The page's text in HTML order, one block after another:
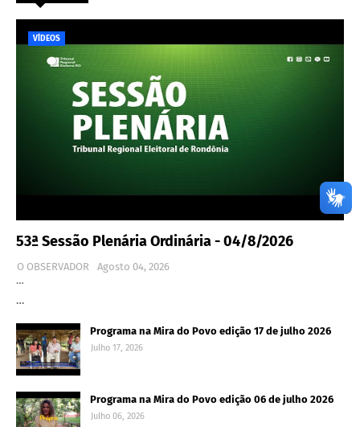
VÍDEOS
53ª Sessão Plenária Ordinária - 04/8/2026
O OBSERVADOR
Agosto 04, 2026
…
…
Programa na Mira do Povo edição 17 de julho 2026
Julho 17, 2026
Programa na Mira do Povo edição 06 de julho 2026
Julho 06, 2026